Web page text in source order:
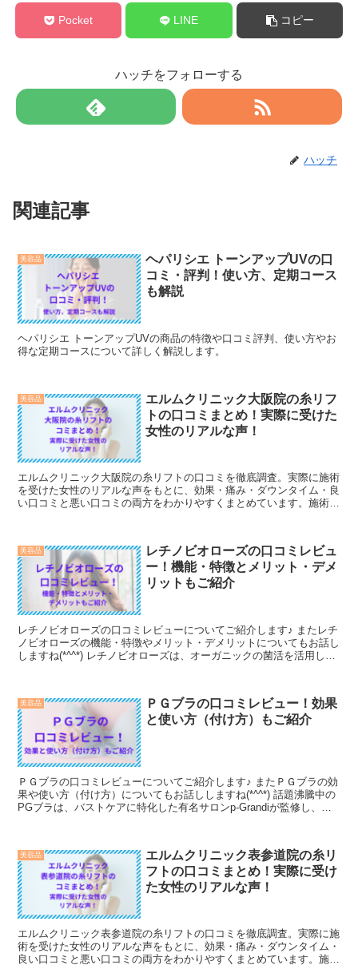
Pocket LINE コピー
ハッチをフォローする
ハッチ
関連記事
美容品
ヘパリシエ トーンアップUVの口
コミ・評判！使い方、定期コース
も解説
ヘパリシエ トーンアップUVの商品の特徴や口コミ評判、使い方やお
得な定期コースについて詳しく解説します。
美容品
エルムクリニック大阪院の糸リフ
トの口コミまとめ！実際に受けた
女性のリアルな声！
エルムクリニック大阪院の糸リフトの口コミを徹底調査。実際に施術
を受けた女性のリアルな声をもとに、効果・痛み・ダウンタイム・良
い口コミと悪い口コミの両方をわかりやすくまとめています。施術を
美容品
レチノビオローズの口コミレビュ
ー！機能・特徴とメリット・デメ
リットもご紹介
レチノビオローズの口コミレビューについてご紹介します♪ またレチ
ノビオローズの機能・特徴やメリット・デメリットについてもお話し
しますね(*^^*) レチノビオローズは、オーガニックの菌活を活用して
として人気を集めています。
美容品
ＰＧブラの口コミレビュー！効果
と使い方（付け方）もご紹介
ＰＧブラの口コミレビューについてご紹介します♪ またＰＧブラの効
果や使い方（付け方）についてもお話ししますね(*^^*) 話題沸騰中の
PGブラは、バストケアに特化した有名サロンp-Grandiが監修し、多
美容品
エルムクリニック表参道院の糸リ
フトの口コミまとめ！実際に受け
た女性のリアルな声！
エルムクリニック表参道院の糸リフトの口コミを徹底調査。実際に施
術を受けた女性のリアルな声をもとに、効果・痛み・ダウンタイム・
良い口コミと悪い口コミの両方をわかりやすくまとめています。施術